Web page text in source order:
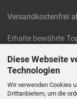
Diese Webseite
Technologien
Wir verwenden Cookies
Drittanbietern, um die
Versandkostenfrei
Erhalte bewährte
Raten und
Absolute Technik-